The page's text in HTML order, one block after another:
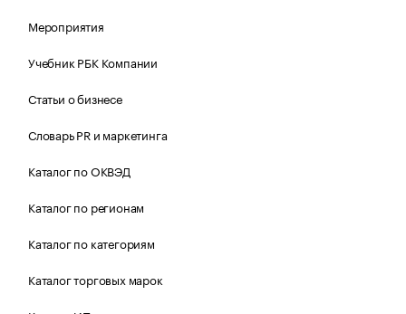
Мероприятия
Учебник РБК Компании
Статьи о бизнесе
Словарь PR и маркетинга
Каталог по ОКВЭД
Каталог по регионам
Каталог по категориям
Каталог торговых марок